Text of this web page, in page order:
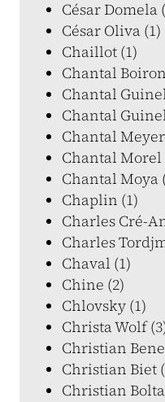
César Domela
César Oliva (1)
Chaillot (1)
Chantal
Chantal
Chantal
Chantal
Chantal Morel
Chantal Moya
Chaplin (1)
Charles Cré-
Charles
Chaval (1)
Chine (2)
Chlovsky (1)
Christa Wolf
Christian
Christian Biet
Christian